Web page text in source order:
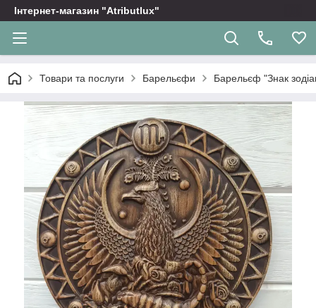
Інтернет-магазин "Atributlux"
Товари та послуги Барельєфи Барельєф "Знак